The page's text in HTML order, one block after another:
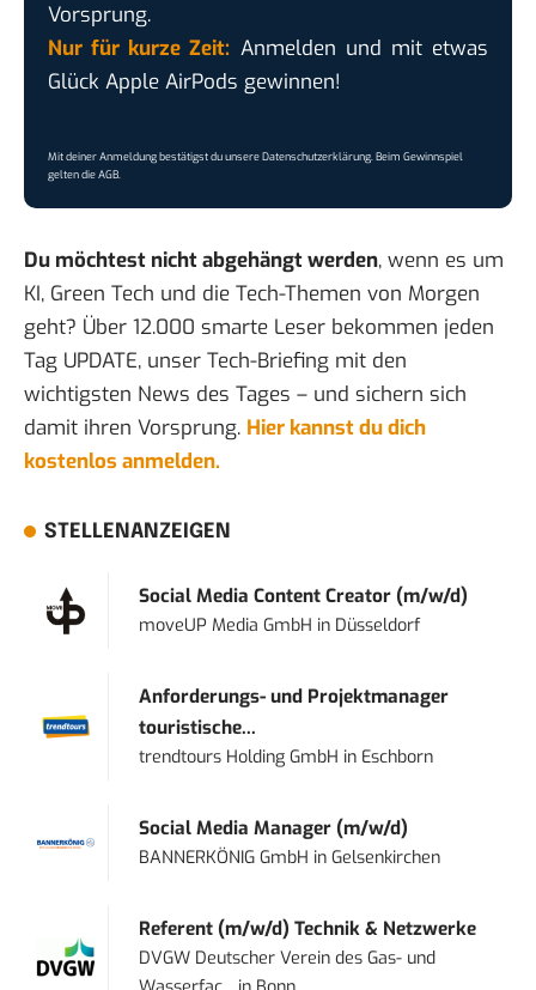
Vorsprung.
Nur für kurze Zeit: Anmelden und mit etwas
Glück Apple AirPods gewinnen!
Mit deiner Anmeldung bestätigst du unsereDatenschutzerklärung. Beim Gewinnspiel
gelten dieAGB.
Du möchtest nicht abgehängt werden, wenn es um
KI, Green Tech und die Tech-Themen von Morgen
geht? Über 12.000 smarte Leser bekommen jeden
Tag UPDATE, unser Tech-Briefing mit den
wichtigsten News des Tages – und sichern sich
damit ihren Vorsprung. Hier kannst du dich
kostenlos anmelden.
STELLENANZEIGEN
Social Media Content Creator (m/w/d)
moveUP Media GmbH in Düsseldorf
Anforderungs- und Projektmanager
touristische...
trendtours Holding GmbH in Eschborn
Social Media Manager (m/w/d)
BANNERKÖNIG GmbH inGelsenkirchen
Referent (m/w/d) Technik & Netzwerke
DVGW Deutscher Verein des Gas- und